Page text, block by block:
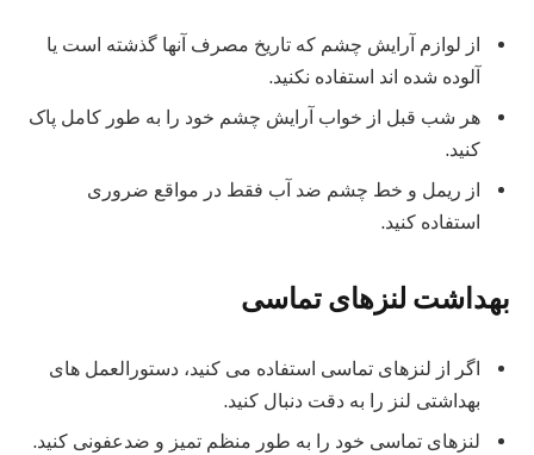
از لوازم آرایش چشم که تاریخ مصرف آنها گذشته است یا
آلوده شده اند استفاده نکنید.
هر شب قبل از خواب آرایش چشم خود را به طور کامل پاک
کنید.
از ریمل و خط چشم ضد آب فقط در مواقع ضروری
استفاده کنید.
بهداشت لنزهای تماسی
اگر از لنزهای تماسی استفاده می کنید، دستورالعمل های
بهداشتی لنز را به دقت دنبال کنید.
لنزهای تماسی خود را به طور منظم تمیز و ضدعفونی کنید.